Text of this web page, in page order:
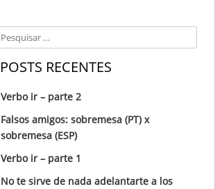
Search
POSTS RECENTES
Verbo ir – parte 2
Falsos amigos: sobremesa (PT) x
sobremesa (ESP)
Verbo ir – parte 1
No te sirve de nada adelantarte a los